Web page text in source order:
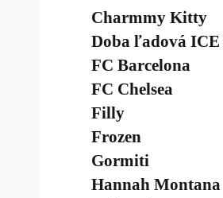
Charmmy Kitty
Doba ľadová ICE
FC Barcelona
FC Chelsea
Filly
Frozen
Gormiti
Hannah Montana